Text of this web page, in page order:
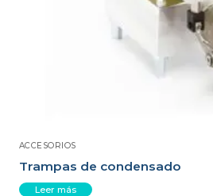
ACCESORIOS
Trampas de condensado
Leer más